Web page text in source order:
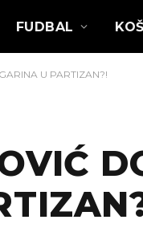
FUDBAL
U PARTIZAN?!